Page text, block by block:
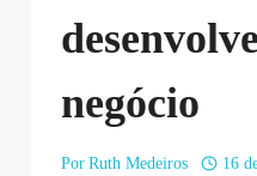
negócio
Por Ruth Medeiros
16